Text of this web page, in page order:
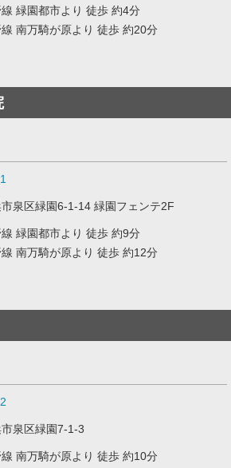
緑園都市より 徒歩 約4分
南万騎が原より 徒歩 約20分
泉区緑園6-1-14 緑園フェンテ2F
緑園都市より 徒歩 約9分
南万騎が原より 徒歩 約12分
泉区緑園7-1-3
南万騎が原より 徒歩 約10分